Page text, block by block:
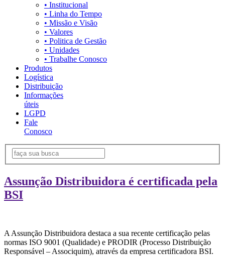
• Institucional
• Linha do Tempo
• Missão e Visão
• Valores
• Politica de Gestão
• Unidades
• Trabalhe Conosco
Produtos
Logística
Distribuição
Informações
úteis
LGPD
Fale
Conosco
Assunção Distribuidora é certificada pela
BSI
A Assunção Distribuidora destaca a sua recente certificação pelas
normas ISO 9001 (Qualidade) e PRODIR (Processo Distribuição
Responsável – Associquim), através da empresa certificadora BSI.